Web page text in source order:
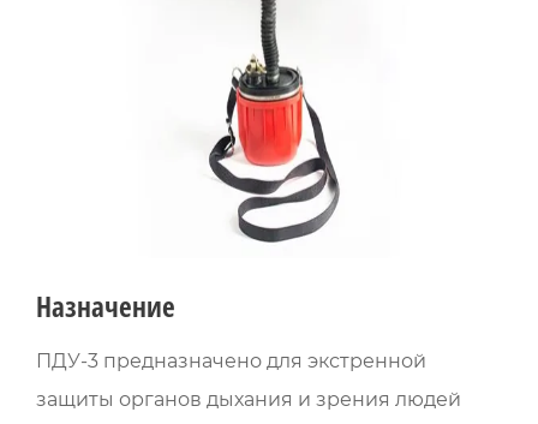
Назначение
ПДУ-3 предназначено для экстренной
защиты органов дыхания и зрения людей